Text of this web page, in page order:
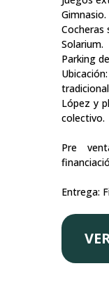
Gimnasio.
Cocheras
Solarium.
Parking
López y
colectivo.
Pre
Entrega: